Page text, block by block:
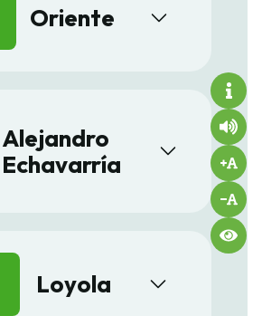
Oriente
Alejandro
Echavarría
Loyola